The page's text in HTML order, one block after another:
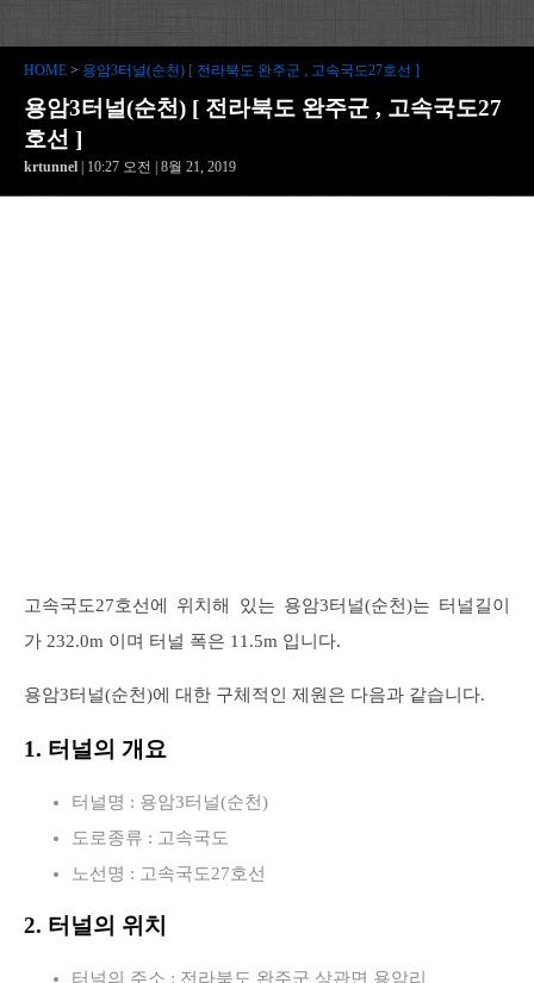
HOME > 용암3터널(순천) [ 전라북도 완주군 , 고속국도27호선 ]
용암3터널(순천) [ 전라북도 완주군 , 고속국도27
호선 ]
krtunnel | 10:27 오전 | 8월 21, 2019
고속국도27호선에 위치해 있는 용암3터널(순천)는 터널길이
가 232.0m 이며 터널 폭은 11.5m 입니다.
용암3터널(순천)에 대한 구체적인 제원은 다음과 같습니다.
1. 터널의 개요
터널명 : 용암3터널(순천)
도로종류 : 고속국도
노선명 : 고속국도27호선
2. 터널의 위치
터널의 주소 : 전라북도 완주군 상관면 용암리